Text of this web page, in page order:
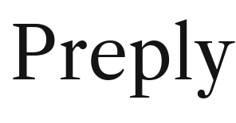
Preply